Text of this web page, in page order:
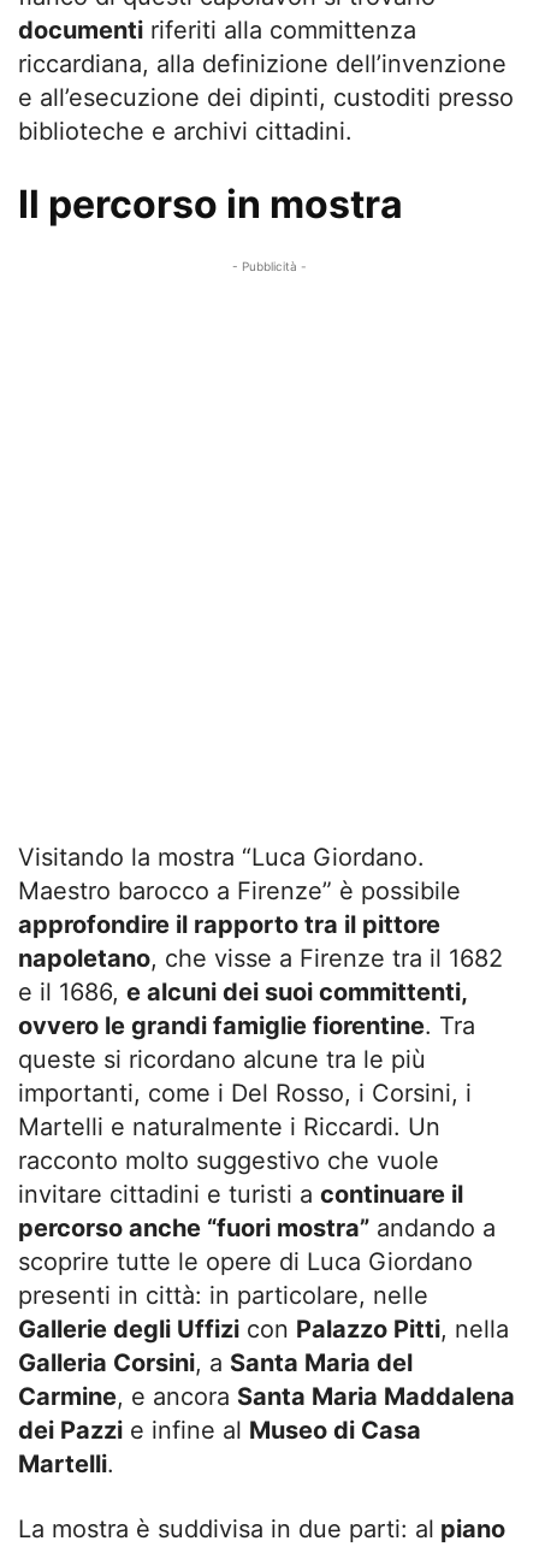
documenti riferiti alla committenza
riccardiana, alla definizione dell’invenzione
e all’esecuzione dei dipinti, custoditi presso
biblioteche e archivi cittadini.
Il percorso in mostra
- Pubblicità -
Visitando la mostra “Luca Giordano.
Maestro barocco a Firenze” è possibile
approfondire il rapporto tra il pittore
napoletano, che visse a Firenze tra il 1682
e il 1686, e alcuni dei suoi committenti,
ovvero le grandi famiglie fiorentine. Tra
queste si ricordano alcune tra le più
importanti, come i Del Rosso, i Corsini, i
Martelli e naturalmente i Riccardi. Un
racconto molto suggestivo che vuole
invitare cittadini e turisti a continuare il
percorso anche “fuori mostra” andando a
scoprire tutte le opere di Luca Giordano
presenti in città: in particolare, nelle
Gallerie degli Uffizi con Palazzo Pitti, nella
Galleria Corsini, a Santa Maria del
Carmine, e ancora Santa Maria Maddalena
dei Pazzi e infine al Museo di Casa
Martelli.
La mostra è suddivisa in due parti: al piano